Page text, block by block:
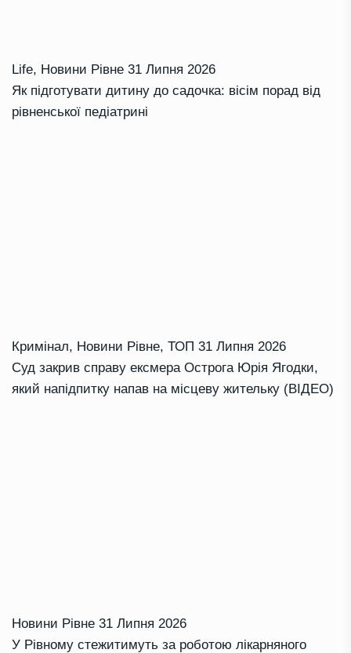
Life, Новини Рівне 31 Липня 2026
Як підготувати дитину до садочка: вісім порад від
рівненської педіатрині
Кримінал, Новини Рівне, ТОП 31 Липня 2026
Суд закрив справу ексмера Острога Юрія Ягодки,
який напідпитку напав на місцеву жительку (ВІДЕО)
Новини Рівне 31 Липня 2026
У Рівному стежитимуть за роботою лікарняного